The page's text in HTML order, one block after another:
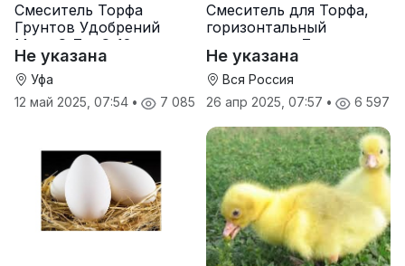
Смеситель Торфа
Грунтов Удобрений
Мела С-7 и С-12
Не указана
Уфа
12 май 2025, 07:54 • 7 085
Смеситель для Торфа,
горизонтальный
смеситель с-7
Не указана
Вся Россия
26 апр 2025, 07:57 • 6 597